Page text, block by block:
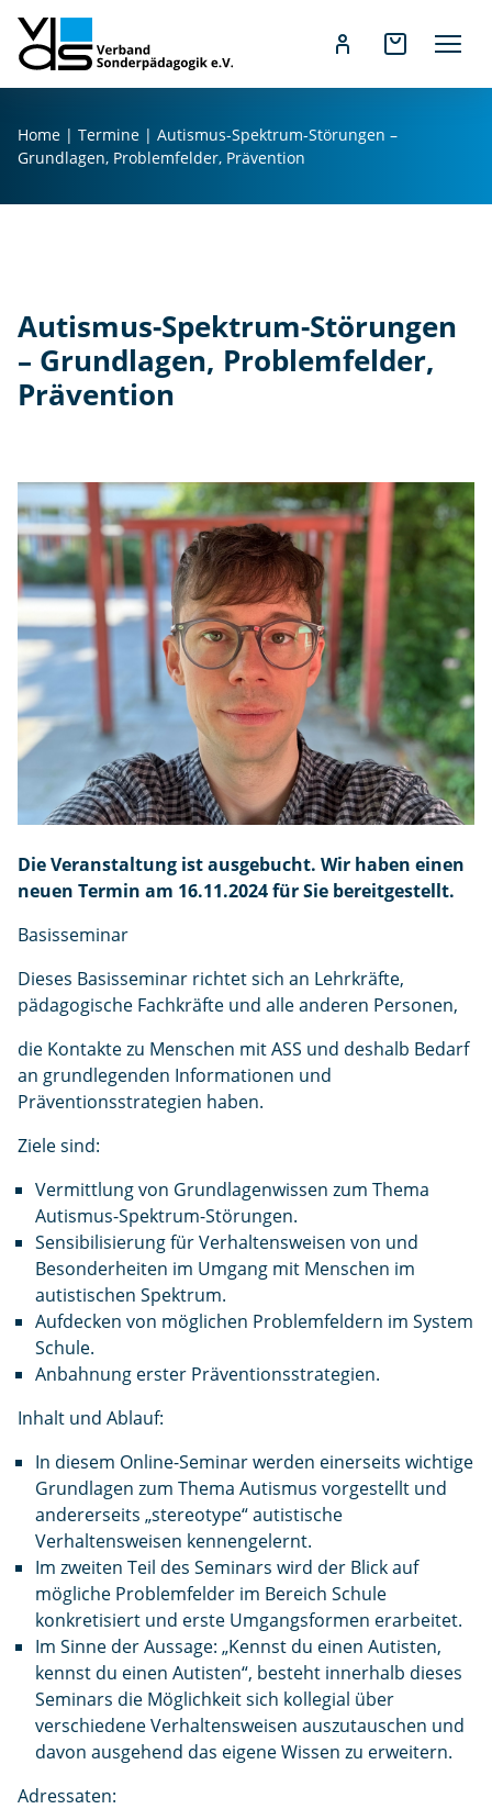
n
Home | Termine | Autismus-Spektrum-Störungen –
Grundlagen, Problemfelder, Prävention
Autismus-Spektrum-Störungen
– Grundlagen, Problemfelder,
Prävention
Die Veranstaltung ist ausgebucht. Wir haben einen
neuen Termin am 16.11.2024 für Sie bereitgestellt.
Basisseminar
Dieses Basisseminar richtet sich an Lehrkräfte,
pädagogische Fachkräfte und alle anderen Personen,
die Kontakte zu Menschen mit ASS und deshalb Bedarf
an grundlegenden Informationen und
Präventionsstrategien haben.
Ziele sind:
Vermittlung von Grundlagenwissen zum Thema
Autismus-Spektrum-Störungen.
Sensibilisierung für Verhaltensweisen von und
Besonderheiten im Umgang mit Menschen im
autistischen Spektrum.
Aufdecken von möglichen Problemfeldern im System
Schule.
Anbahnung erster Präventionsstrategien.
Inhalt und Ablauf:
In diesem Online-Seminar werden einerseits wichtige
Grundlagen zum Thema Autismus vorgestellt und
andererseits „stereotype“ autistische
Verhaltensweisen kennengelernt.
Im zweiten Teil des Seminars wird der Blick auf
mögliche Problemfelder im Bereich Schule
konkretisiert und erste Umgangsformen erarbeitet.
Im Sinne der Aussage: „Kennst du einen Autisten,
kennst du einen Autisten“, besteht innerhalb dieses
Seminars die Möglichkeit sich kollegial über
verschiedene Verhaltensweisen auszutauschen und
davon ausgehend das eigene Wissen zu erweitern.
Adressaten: